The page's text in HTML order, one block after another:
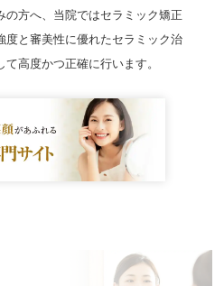
の方へ、当院ではセラミック矯正
度と審美性に優れたセラミック治
高度かつ正確に行います。